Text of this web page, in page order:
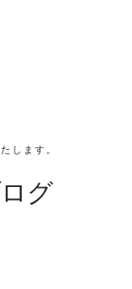
します。
グ